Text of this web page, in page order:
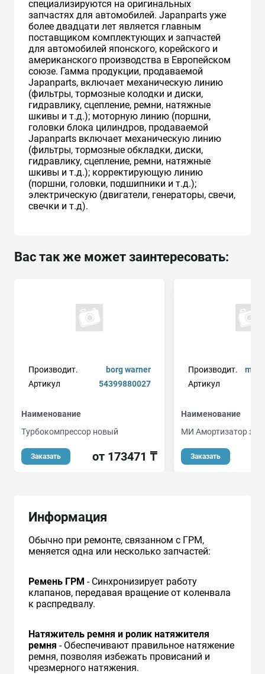
специализируются на оригинальных
запчастях для автомобилей. Japanparts уже
более двадцати лет является главным
поставщиком комплектующих и запчастей
для автомобилей японского, корейского и
американского производства в Европейском
союзе. Гамма продукции, продаваемой
Japanparts, включает механическую линию
(фильтры, тормозные колодки и диски,
гидравлику, сцепление, ремни, натяжные
шкивы и т.д.); моторную линию (поршни,
головки блока цилиндров, продаваемой
Japanparts включает механическую линию
(фильтры, тормозные обкладки, диски,
гидравлику, сцепление, ремни, натяжные
шкивы и т.д.); корректирующую линию
(поршни, головки, подшипники и т.д.);
электрическую (двигатели, генераторы, свечи,
свечки и т.д).
Вас так же может заинтересовать:
Производит.
borg warner
Артикул
54399880027
Наименование
Турбокомпрессор новый
Заказать от 173471 ₸
Производит.
Артикул
Наименование
МИ Амортизатор зад.
Заказать
Информация
Обычно при ремонте, связанном с ГРМ,
меняется одна или несколько запчастей:
Ремень ГРМ - Синхронизирует работу
клапанов, передавая вращение от коленвала
к распредвалу.
Натяжитель ремня и ролик натяжителя
ремня - Обеспечивают правильное натяжение
ремня, позволяя избежать провисаний и
чрезмерного натяжения.